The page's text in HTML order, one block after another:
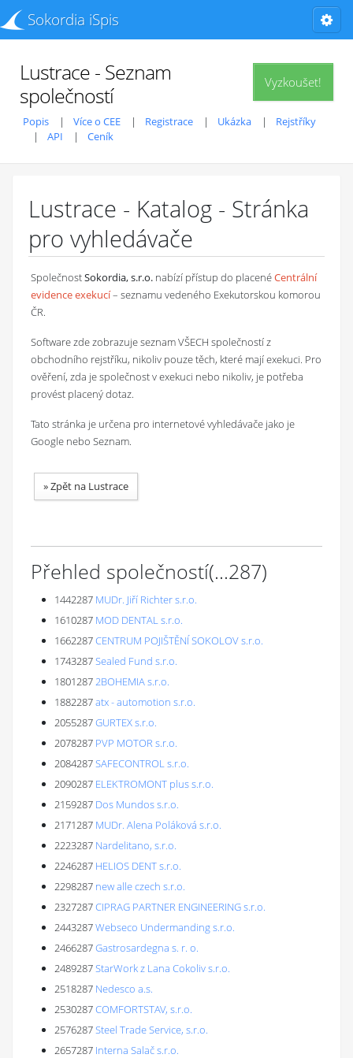
Sokordia iSpis
Vyzkoušet!
Lustrace - Seznam
společností
Popis Více o CEE Registrace Ukázka
Rejstříky
API
Ceník
Lustrace - Katalog - Stránka
pro vyhledávače
SpolečnostSokordia, s.r.o. nabízí přístup do placenéCentrální
evidence exekucí– seznamu vedeného Exekutorskou komorou
ČR.
Software zde zobrazuje seznam VŠECH společností z
obchodního rejstříku, nikoliv pouze těch, které mají exekuci. Pro
ověření, zda je společnost v exekuci nebo nikoliv, je potřeba
provést placený dotaz.
Tato stránka je určena pro internetové vyhledávače jako je
Google nebo Seznam.
»Zpět na Lustrace
Přehled společností(...287)
1442287 MUDr. Jiří Richter s.r.o.
1610287 MOD DENTAL s.r.o.
1662287CENTRUM POJIŠTĚNÍ SOKOLOV s.r.o.
1743287Sealed Fund s.r.o.
18012872BOHEMIA s.r.o.
1882287atx - automotion s.r.o.
2055287GURTEX s.r.o.
2078287 PVP MOTOR s.r.o.
2084287SAFECONTROL s.r.o.
2090287 ELEKTROMONT plus s.r.o.
2159287 Dos Mundos s.r.o.
2171287 MUDr. Alena Poláková s.r.o.
2223287 Nardelitano, s.r.o.
2246287 HELIOS DENT s.r.o.
2298287 new alle czech s.r.o.
2327287CIPRAG PARTNER ENGINEERING s.r.o.
2443287Webseco Undermanding s.r.o.
2466287Gastrosardegna s. r. o.
2489287StarWork z Lana Cokoliv s.r.o.
2518287 Nedesco a.s.
2530287COMFORTSTAV, s.r.o.
2576287Steel Trade Service, s.r.o.
2657287 Interna Salač s.r.o.